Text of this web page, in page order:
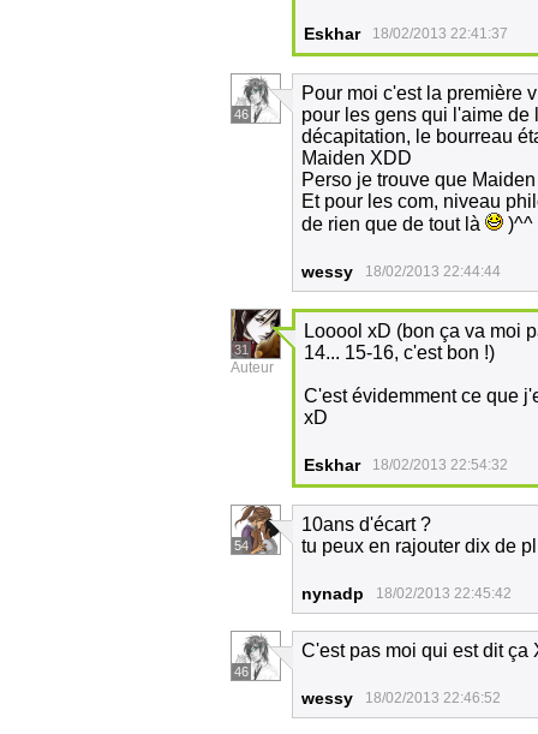
Eskhar 18/02/2013 22:41:37
46
Pour moi c'est la première
pour les gens qui l'aime de
décapitation, le bourreau
Maiden XDD
Perso je trouve que
Et pour les com, niveau
de rien que de tout là
)^^
wessy 18/02/2013 22:44:44
31
Auteur
Looool xD (bon ça va moi
14... 15-16, c'est bon !)
C'est évidemment ce que
xD
Eskhar 18/02/2013 22:54:32
54
10ans d'écart ?
tu peux en rajouter dix de
nynadp 18/02/2013 22:45:42
46
C'est pas moi qui est dit ça
wessy 18/02/2013 22:46:52